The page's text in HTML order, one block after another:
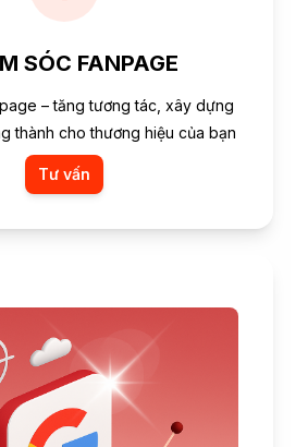
SÓC FANPAGE
– tăng tương tác, xây dựng
thành cho thương hiệu của bạn
Tư vấn